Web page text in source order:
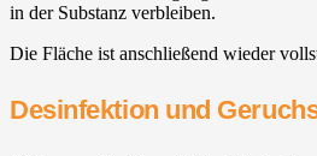
in der Substanz verbleiben.
Die Fläche ist anschließend wieder
Desinfektion und